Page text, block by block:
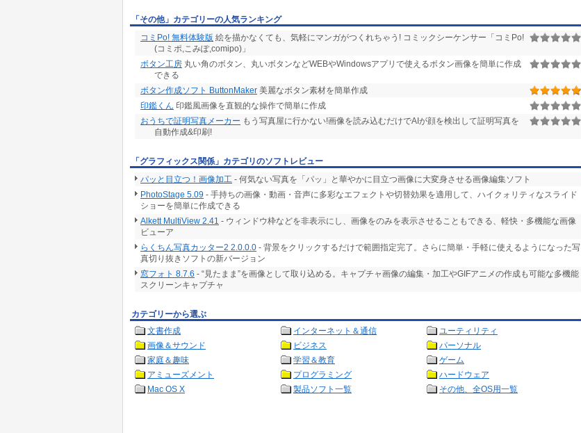
「その他」カテゴリーの人気ランキング
コミPo! 無料体験版 絵を描かなくても、気軽にマンガがつくれちゃう! コミックシーケンサー「コミPo!
(コミポ,こみぽ,comipo)」
ボタン工房 丸い角のボタン、丸いボタンなどWEBやWindowsアプリで使えるボタン画像を簡単に作成
できる
ボタン作成ソフト ButtonMaker 美麗なボタン素材を簡単作成
印鑑くん 印鑑風画像を直観的な操作で簡単に作成
おうちで証明写真メーカー もう写真屋に行かない!画像を読み込むだけでAIが顔を検出して証明写真を
自動作成&印刷!
「グラフィックス関係」カテゴリのソフトレビュー
パッと目立つ！画像加工 - 何気ない写真を「パッ」と華やかに目立つ画像に大変身させる画像編集ソフト
PhotoStage 5.09 - 手持ちの画像・動画・音声に多彩なエフェクトや切替効果を適用して、ハイクォリティなスライド
ショーを簡単に作成できる
Alkett MultiView 2.41 - ウィンドウ枠などを非表示にし、画像をのみを表示させることもできる、軽快・多機能な画像
ビューア
らくちん写真カッター2 2.0.0.0 - 背景をクリックするだけで範囲指定完了。さらに簡単・手軽に使えるようになった写
真切り抜きソフトの新バージョン
窓フォト 8.7.6 - “見たまま”を画像として取り込める。キャプチャ画像の編集・加工やGIFアニメの作成も可能な多機能
スクリーンキャプチャ
カテゴリーから選ぶ
文書作成
インターネット＆通信
ユーティリティ
画像＆サウンド
ビジネス
パーソナル
家庭＆趣味
学習＆教育
ゲーム
アミューズメント
プログラミング
ハードウェア
Mac OS X
製品ソフト一覧 その他、全OS用一覧